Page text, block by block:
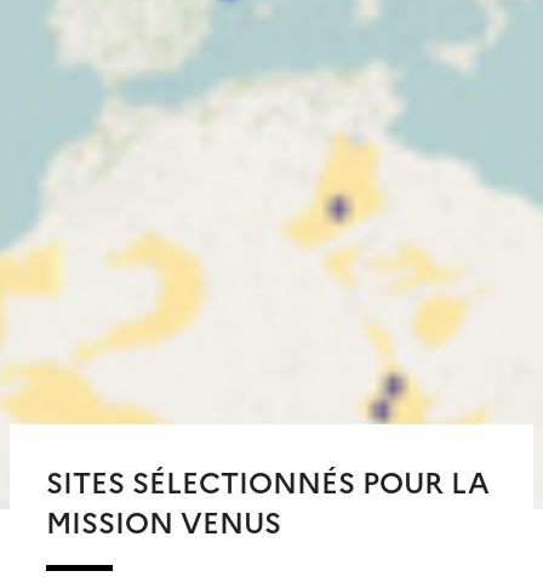
SITES SÉLECTIONNÉS POUR LA
MISSION VENUS